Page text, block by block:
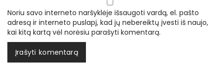
Noriu savo interneto naršyklėje išsaugoti vardą, el. pašto
adresą ir interneto puslapį, kad jų nebereiktų įvesti iš naujo,
kai kitą kartą vėl norėsiu parašyti komentarą.